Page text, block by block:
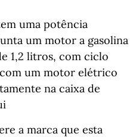
uma potência
um motor a gasolina
1,2 litros, com ciclo
um motor elétrico
na caixa de
a marca que esta